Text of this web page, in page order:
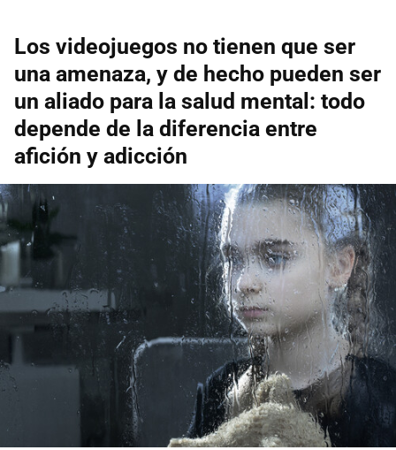
Los videojuegos no tienen que ser
una amenaza, y de hecho pueden ser
un aliado para la salud mental: todo
depende de la diferencia entre
afición y adicción